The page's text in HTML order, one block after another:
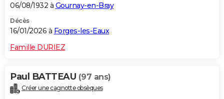
06/08/1932 à Gournay-en-Bray
Décès
16/01/2026 à Forges-les-Eaux
Famille DURIEZ
Paul BATTEAU (97 ans)
Créer une cagnotte obsèques